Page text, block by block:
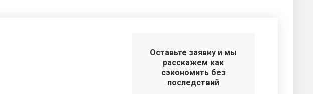
Оставьте заявку и мы
расскажем как
сэкономить без
последствий